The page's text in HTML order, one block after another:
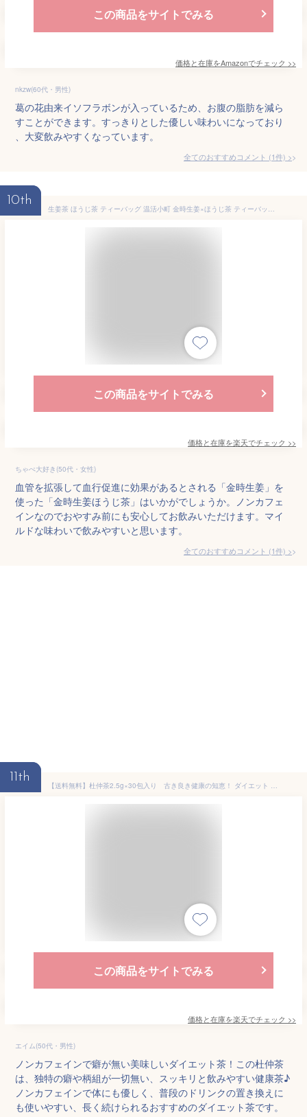
この商品をサイトでみる
価格と在庫をAmazonでチェック >>
nkzw(60代・男性)
葛の花由来イソフラボンが入っているため、お腹の脂肪を減ら
すことができます。すっきりとした優しい味わいになっており
、大変飲みやすくなっています。
全てのおすすめコメント (1件) >
10th
生姜茶 ほうじ茶 ティーバッグ 温活小町 金時生姜×ほうじ茶 ティーバッグ 5g×10p みずたま農園製茶場 お茶 金時生姜 ノンカフェイン ティーパック 生姜ほうじ しょうが 国産 静岡県産 送料無料 メール便
この商品をサイトでみる
価格と在庫を楽天でチェック >>
ちゃぺ大好き(50代・女性)
血管を拡張して血行促進に効果があるとされる「金時生姜」を
使った「金時生姜ほうじ茶」はいかがでしょうか。ノンカフェ
インなのでおやすみ前にも安心してお飲みいただけます。マイ
ルドな味わいで飲みやすいと思います。
全てのおすすめコメント (1件) >
11th
【送料無料】杜仲茶2.5g×30包入り 古き良き健康の知恵！ ダイエット ノンカフェイン エイジングケア とちゅう茶 トチュウチャ お試し 純黒烏龍茶 健康茶
この商品をサイトでみる
価格と在庫を楽天でチェック >>
エイム(50代・男性)
ノンカフェインで癖が無い美味しいダイエット茶！この杜仲茶
は、独特の癖や柄組が一切無い、スッキリと飲みやすい健康茶♪
ノンカフェインで体にも優しく、普段のドリンクの置き換えに
も使いやすい、長く続けられるおすすめのダイエット茶です。